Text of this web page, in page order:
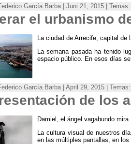
García Barba | Juni 21, 2015 | Temas:
el urbanismo
La ciudad de Arrecife, capital de
La semana pasada ha tenido
espacio público
En esos días
García Barba | April 29, 2015 | Temas:
de los
Damiel el ángel vagabundo
La cultura visual de nuestros
en las múltiples pantallas en los